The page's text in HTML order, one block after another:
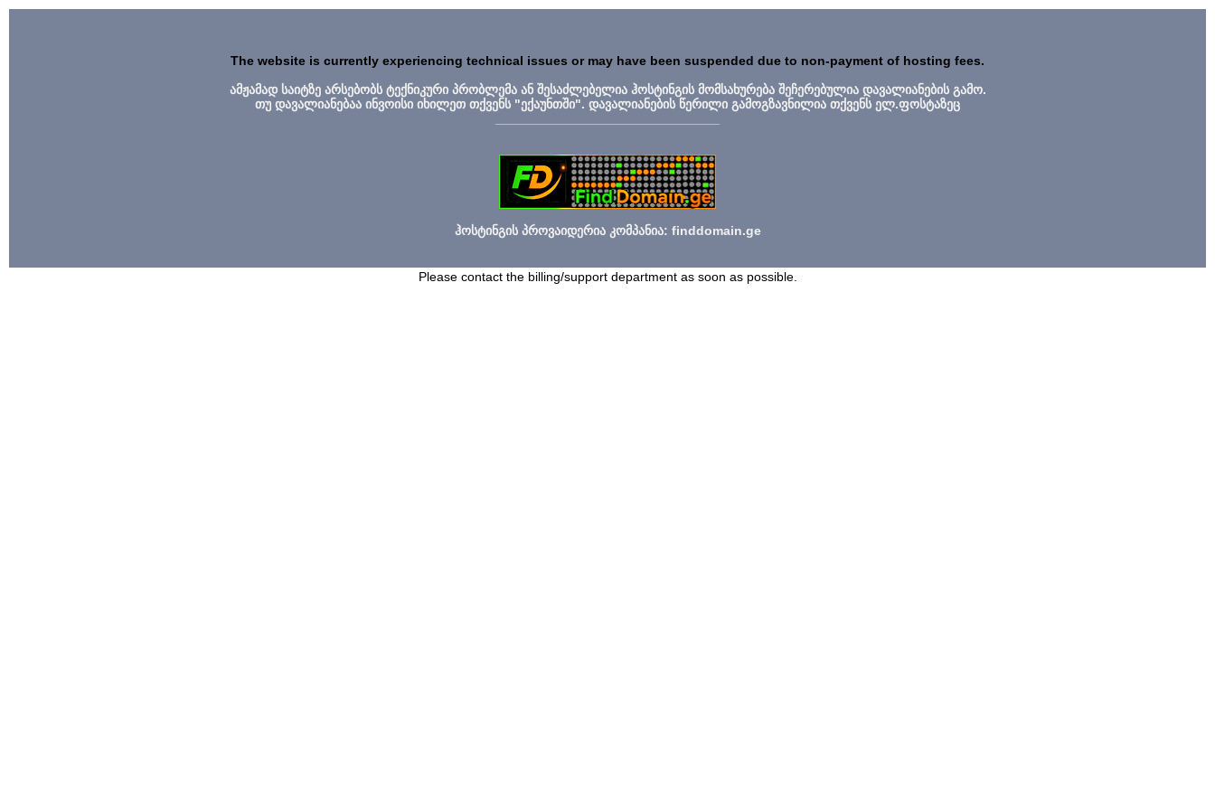
The website is currently experiencing technical issues or may have been suspended due to non-payment of hosting fees.
ამჟამად საიტზე არსებობს ტექნიკური პრობლემა ან შესაძლებელია ჰოსტინგის მომსახურება შეჩერებულია დავალიანების გამო.
თუ დავალიანებაა ინვოისი იხილეთ თქვენს "ექაუნთში". დავალიანების წერილი გამოგზავნილია თქვენს ელ.ფოსტაზეც
ჰოსტინგის პროვაიდერია კომპანია: finddomain.ge
Please contact the billing/support department as soon as possible.